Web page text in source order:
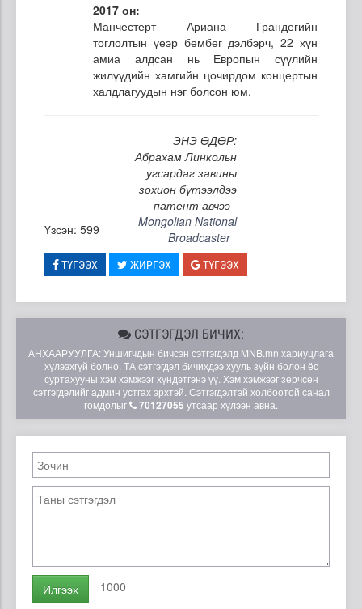
2017 он:
Манчестерт Ариана Грандегийн
тоглолтын үеэр бөмбөг дэлбэрч, 22 хүн
амиа алдсан нь Европын сүүлийн
жилүүдийн хамгийн цочирдом концертын
халдлагуудын нэг болсон юм.
ЭНЭ ӨДӨР:
Абрахам Линкольн
угсардаг завины
зохион бүтээлдээ
патент авчээ
Үзсэн: 599
Mongolian National
Broadcaster
ТҮГЭЭХ ЖИРГЭХ ТҮГЭЭХ
СЭТГЭГДЭЛ БИЧИХ:
АНХААРУУЛГА: Уншигчдын бичсэн сэтгэгдэлд MNB.mn хариуцлага
хүлээхгүй болно. ТА сэтгэгдэл бичихдээ хууль зүйн болон ёс
суртахууны хэм хэмжээг хүндэтгэнэ үү. Хэм хэмжээг зөрчсөн
сэтгэгдэлийг админ устгах эрхтэй. Сэтгэгдэлтэй холбоотой санал
гомдолыг
70127055 утсаар хүлээн авна.
Илгээх 1000